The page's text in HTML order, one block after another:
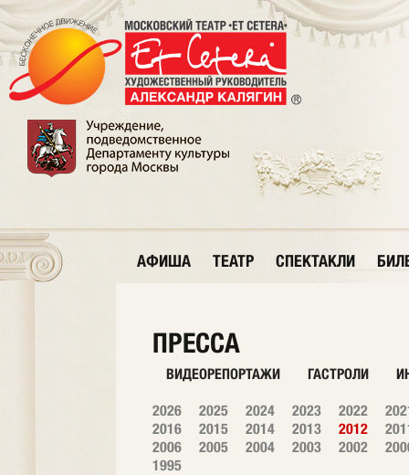
АФИША ТЕАТР СПЕКТАКЛИ
ПРЕССА
ВИДЕОРЕПОРТАЖИ ГАСТРОЛИ
2026 2025 2024 2023 2022
2016
2015 2014 2013 2012
2006
2005 2004 2003 2002
1995